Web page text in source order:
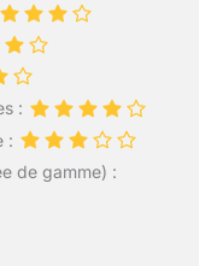
:
:
de gamme) :